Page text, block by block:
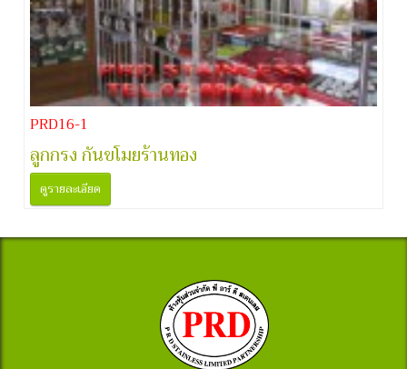
PRD16-1
ลูกกรง กันขโมยร้านทอง
ดูรายละเอียด